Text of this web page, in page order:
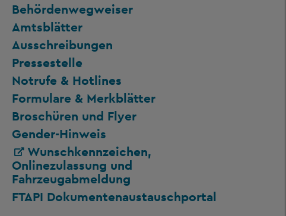
Behördenwegweiser
Amtsblätter
Ausschreibungen
Pressestelle
Notrufe & Hotlines
Formulare & Merkblätter
Broschüren und Flyer
Gender-Hinweis
Wunschkennzeichen,
Onlinezulassung und
Fahrzeugabmeldung
FTAPI Dokumentenaustauschportal